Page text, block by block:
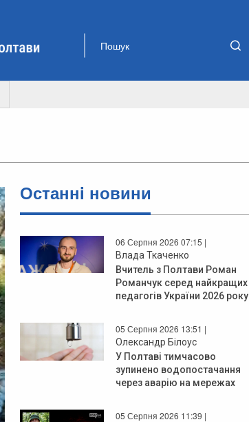
Останнi новини
06 Серпня 2026 07:15 |
Влада Ткаченко
Вчитель з Полтави Роман
Романчук серед найкращих
педагогів України 2026 року
05 Серпня 2026 13:51 |
Олександр Білоус
У Полтаві тимчасово
зупинено водопостачання
через аварію на мережах
05 Серпня 2026 11:39 |